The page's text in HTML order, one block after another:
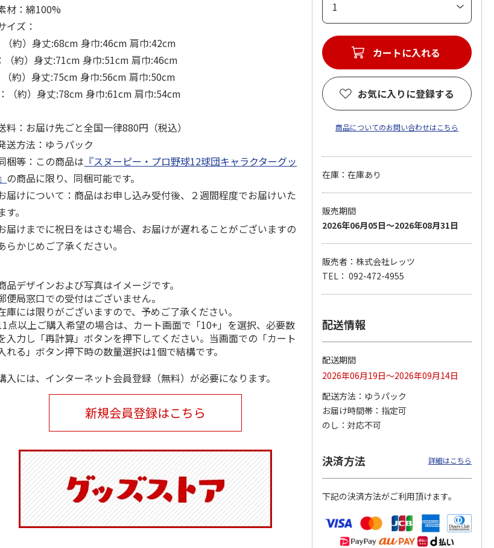
アニメ『ジョジョの
奇妙な冒険 黄金の
風』CITY POP…
5.0 （3）
4,939円
コジコジ／ショルダ
ー付きバッグ
4.5（6）
1,760円
アニメ『ジョジョの
奇妙な冒険 黄金の
風』CITY POP …
4.8（4）
3,839円
冒険 スターダスト
クルセイダース』
ワー…
冒険 スターダスト
クルセイダース』
トラ…
3,300円
(送料別・税込)
4.8（4）
材：綿100%
イズ：
（約）身丈:68cm 身巾:46cm 肩巾:42cm
（約）身丈:71cm 身巾:51cm 肩巾:46cm
（約）身丈:75cm 身巾:56cm 肩巾:50cm
（約）身丈:78cm 身巾:61cm 肩巾:54cm
：お届け先ごと全国一律880円（税込）
送方法：ゆうパック
梱等：この商品は 『スヌーピー・プロ野球12球団キャラクターグッ
の商品に限り、同梱可能です。
届けについて：商品はお申し込み受付後、２週間程度でお届けいた
す。
届けまでに祝日をはさむ場合、お届けが遅れることがございますの
らかじめご了承ください。
品デザインおよび写真はイメージです。
便局窓口での受付はございません。
庫には限りがございますので、予めご了承ください。
点以上ご購入希望の場合は、カート画面で「10+」を選択、必要数
入力し「再計算」ボタンを押下してください。当画面での「カート
れる」ボタン押下時の数量選択は1個で結構です。
入には、インターネット会員登録（無料）が必要になります。
新規会員登録はこちら
カートに入れる
お気に入りに登録する
商品についてのお問い合わせはこちら
在庫：在庫あり
販売期間
2026年06月05日～2026年08月31日
販売者：株式会社レッツ
TEL： 092-472-4955
配送情報
配送期間
2026年06月19日～2026年09月14日
配送方法
ゆうパック
お届け時間帯
指定可
のし
対応不可
決済方法 詳細はこちら
下記の決済方法がご利用頂けます。